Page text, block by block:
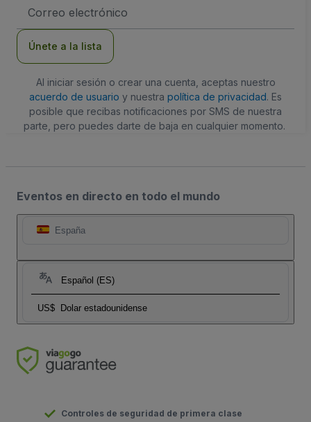
de
Únete a la lista
Al iniciar sesión o crear una cuenta, aceptas nuestro
acuerdo de usuario y nuestra política de privacidad. Es
posible que recibas notificaciones por SMS de nuestra
parte, pero puedes darte de baja en cualquier momento.
Eventos en directo en todo el mundo
España
Español (ES)
US$ Dolar estadounidense
Controles de seguridad de primera clase